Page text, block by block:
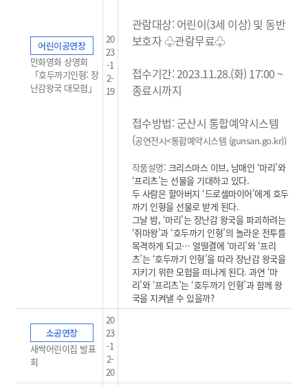
어린이공연장
만화영화 상영회
「호두까기인형: 장
난감왕국 대모험」
20
23
-1
2-
19
관람대상: 어린이(3세 이상) 및 동반
보호자 ♧관람무료♧
접수기간: 2023.11.28.(화) 17:00 ~
종료시까지
접수방법: 군산시 통합예약시스템
(공연전시<통합예약시스템 (gunsan.go.kr))
작품설명: 크리스마스 이브, 남매인 ‘마리’와
‘프리츠’는 선물을 기대하고 있다.
두 사람은 할아버지 ‘드로셀마이어’에게 호두
까기 인형을 선물로 받게 된다.
그날 밤, ‘마리’는 장난감 왕국을 파괴하려는
‘쥐마왕’과 ‘호두까기 인형’의 놀라운 전투를
목격하게 되고… 얼떨결에 ‘마리’와 ‘프리
츠’는 ‘호두까기 인형’을 따라 장난감 왕국을
지키기 위한 모험을 떠나게 된다. 과연 ‘마
리’와 ‘프리츠’는 ‘호두까기 인형’과 함께 왕
국을 지켜낼 수 있을까?
소공연장
새싹어린이집 발표
회
20
23
-1
2-
20